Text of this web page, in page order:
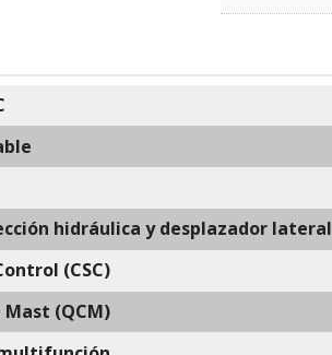
hidráulica y desplazador lateral
(CSC)
(QCM)